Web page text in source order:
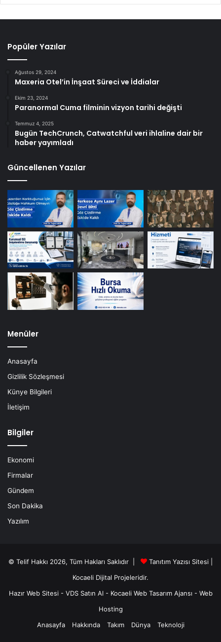
Popüler Yazılar
Ağustos 29, 2024
Maxeria Otel’in İnşaat Süreci ve İddialar
Ekim 23, 2024
Paranormal Cuma filminin vizyon tarihi değişti
Temmuz 4, 2025
Bugün TechCrunch, Catwatchful veri ihlaline dair bir
haber yayımladı
Güncellenen Yazılar
Menüler
Anasayfa
Gizlilik Sözleşmesi
Künye Bilgileri
İletişim
Bilgiler
Ekonomi
Firmalar
Gündem
Son Dakika
Yazılım
© Telif Hakkı 2026, Tüm Hakları Saklıdır |
Tanıtım Yazısı Sitesi |
Kocaeli Dijital Projeleridir.
Hazır Web Sitesi- VDS Satın Al - Kocaeli Web Tasarım Ajansı - Web
Hosting
Anasayfa
Hakkında Takım Dünya Teknoloji